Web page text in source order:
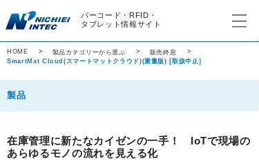
バーコード・RFID・
タブレット情報サイト
HOME 製品カテゴリーから選ぶ
販売終息
SmartMat Cloud(スマートマットクラウド)(重量版) [取扱中止]
製品
RFID
在庫管理に新たなカイゼンの一手！ IoTで現場の
あらゆるモノの流れを見える化